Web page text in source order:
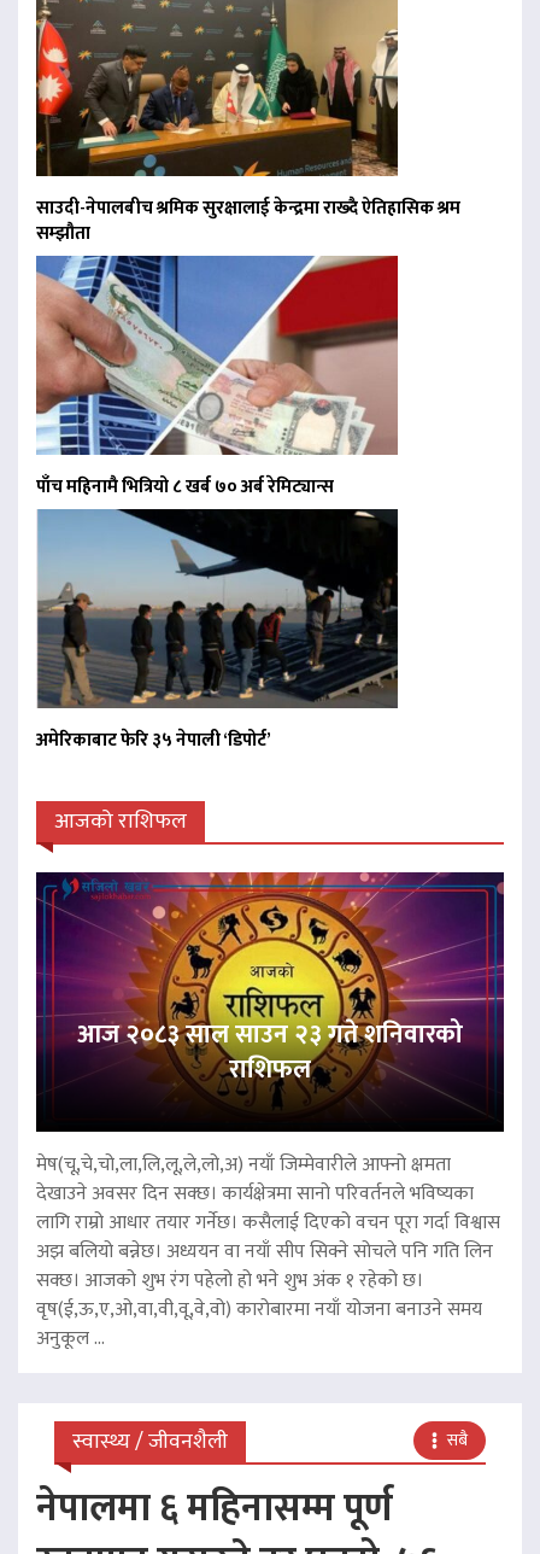
साउदी-नेपालबीच श्रमिक सुरक्षालाई केन्द्रमा राख्दै ऐतिहासिक श्रम
सम्झौता
पाँच महिनामै भित्रियो ८ खर्ब ७० अर्ब रेमिट्यान्स
अमेरिकाबाट फेरि ३५ नेपाली ‘डिपोर्ट’
आजको राशिफल
आज २०८३ साल साउन २३ गते शनिवारको
राशिफल
मेष(चू,चे,चो,ला,लि,लू,ले,लो,अ) नयाँ जिम्मेवारीले आफ्नो क्षमता
देखाउने अवसर दिन सक्छ। कार्यक्षेत्रमा सानो परिवर्तनले भविष्यका
लागि राम्रो आधार तयार गर्नेछ। कसैलाई दिएको वचन पूरा गर्दा विश्वास
अझ बलियो बन्नेछ। अध्ययन वा नयाँ सीप सिक्ने सोचले पनि गति लिन
सक्छ। आजको शुभ रंग पहेलो हो भने शुभ अंक १ रहेको छ।
वृष(ई,ऊ,ए,ओ,वा,वी,वू,वे,वो) कारोबारमा नयाँ योजना बनाउने समय
अनुकूल ...
स्वास्थ्य / जीवनशैली सबै
नेपालमा ६ महिनासम्म पूर्ण